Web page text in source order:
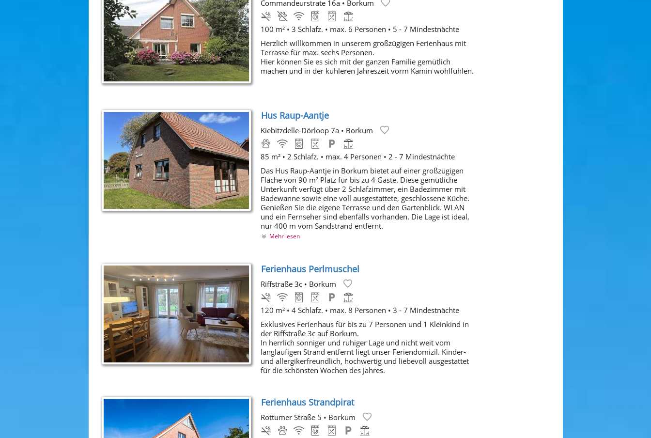
Commandeurstrate 16a• Borkum
100 m² • 3 Schlafz. • max. 6 Personen • 5 - 7 Mindestnächte
Herzlich willkommen in unserem großzügigen Ferienhaus mit
Terrasse für max. sechs Personen.
Hier können Sie es sich mit der ganzen Familie gemütlich
machen und in der kühleren Jahreszeit vorm Kamin wohlfühlen.
Hus Raup-Aantje
Kiebitzdelle-Dörloop 7a• Borkum
85 m² • 2 Schlafz. • max. 4 Personen • 2 - 7 Mindestnächte
Das Hus Raup-Aantje in Borkum bietet auf einer großzügigen
Fläche von 90 m² Platz für bis zu 4 Gäste. Diese gemütliche
Unterkunft verfügt über 2 Schlafzimmer, ein Badezimmer mit
Badewanne sowie eine voll ausgestattete, geschlossene Küche.
Genießen Sie die eigene Terrasse und den Gartenblick. WLAN
und ein Fernseher sind ebenfalls vorhanden. Die Lage ist ideal,
nur 400 m vom Sandstrand entfernt.
Mehr lesen
Ferienhaus Perlmuschel
Riffstraße 3c• Borkum
120 m² • 4 Schlafz. • max. 8 Personen • 3 - 7 Mindestnächte
Exklusives Ferienhaus für bis zu 7 Personen und 1 Kleinkind in
der Riffstraße 3c auf Borkum.
In herrlich sonniger und ruhiger Lage und nicht weit vom
langläufigen Strand entfernt liegt unser Feriendomizil. Kinder-
und allergikerfreundlich, hochwertig und liebevoll ausgestattet
für die schönsten Wochen des Jahres.
Ferienhaus Strandpirat
Rottumer Straße 5 • Borkum